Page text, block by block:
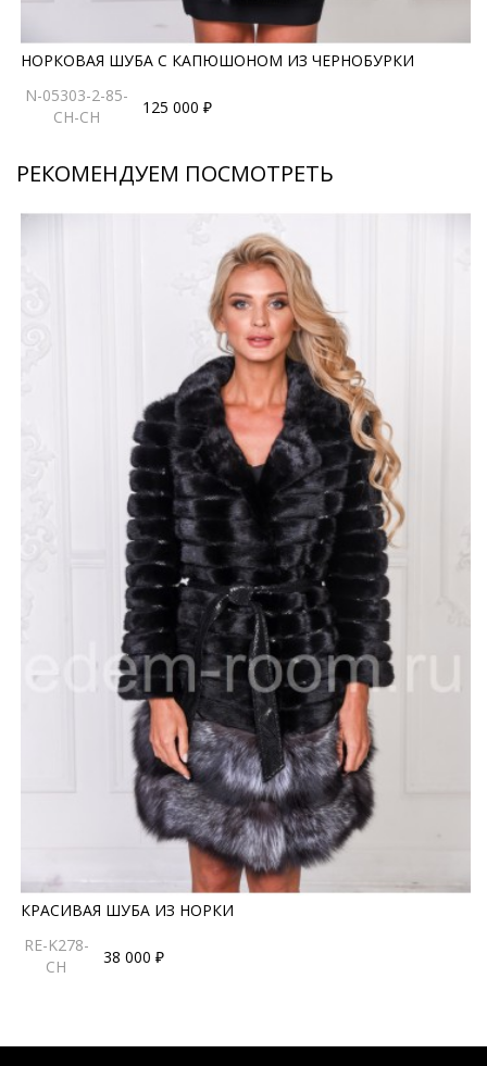
НОРКОВАЯ ШУБА С КАПЮШОНОМ ИЗ ЧЕРНОБУРКИ
N-05303-2-85-
CH-CH
125 000 ₽
РЕКОМЕНДУЕМ ПОСМОТРЕТЬ
КРАСИВАЯ ШУБА ИЗ НОРКИ
RE-K278-
CH
38 000 ₽